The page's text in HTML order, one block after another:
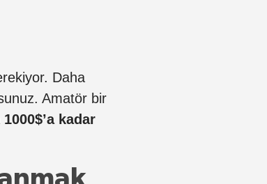
Daha
Amatör bir
1000$’a kadar